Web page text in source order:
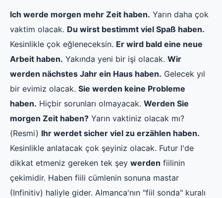
Ich werde morgen mehr Zeit haben. Yarın daha çok
vaktim olacak. Du wirst bestimmt viel Spaß haben.
Kesinlikle çok eğleneceksin. Er wird bald eine neue
Arbeit haben. Yakında yeni bir işi olacak. Wir
werden nächstes Jahr ein Haus haben. Gelecek yıl
bir evimiz olacak. Sie werden keine Probleme
haben. Hiçbir sorunları olmayacak. Werden Sie
morgen Zeit haben? Yarın vaktiniz olacak mı?
(Resmi) Ihr werdet sicher viel zu erzählen haben.
Kesinlikle anlatacak çok şeyiniz olacak. Futur I'de
dikkat etmeniz gereken tek şey werden fiilinin
çekimidir. Haben fiili cümlenin sonuna mastar
(Infinitiv) haliyle gider. Almanca'nın "fiil sonda" kuralı